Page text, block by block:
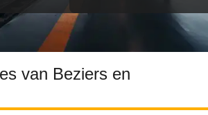
van Beziers en